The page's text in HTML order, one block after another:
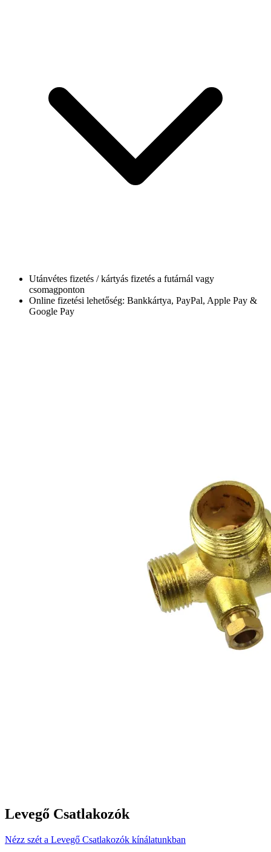
Utánvétes fizetés / kártyás fizetés a futárnál vagy
csomagponton
Online fizetési lehetőség: Bankkártya, PayPal, Apple Pay &
Google Pay
Levegő Csatlakozók
Nézz szét a Levegő Csatlakozók kínálatunkban